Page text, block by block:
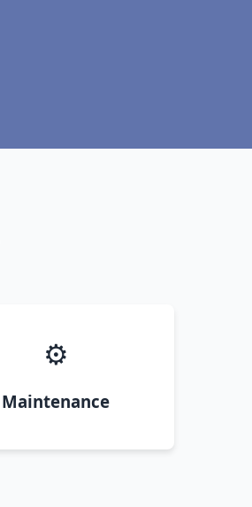
⚙️
Maintenance